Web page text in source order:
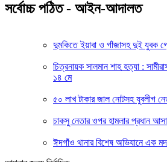
সর্বোচ্চ পঠিত - আইন-আদালত
দুমকিতে ইয়াবা ও গাঁজাসহ দুই যুবক
চিত্রনায়ক সালমান শাহ হত্যা :
১৪ মে
৫০ লাখ টাকার জাল নোটসহ যুবলীগ
চাকসু নেতার ওপর হামলার প্রধান
ঈদগাঁও থানার বিশেষ অভিযানে এক